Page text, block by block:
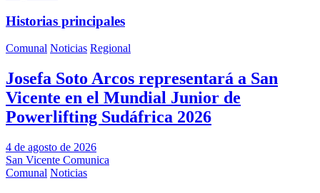
Historias principales
Comunal Noticias Regional
Josefa Soto Arcos representará a San
Vicente en el Mundial Junior de
Powerlifting Sudáfrica 2026
4 de agosto de 2026
San Vicente Comunica
Comunal Noticias